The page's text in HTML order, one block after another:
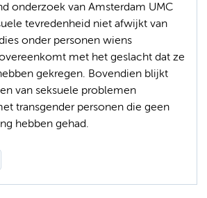
onderzoek van Amsterdam UMC
tevredenheid niet afwijkt van
onder personen wiens
met het geslacht dat ze
gekregen. Bovendien blijkt
van seksuele problemen
transgender personen die geen
hebben gehad.